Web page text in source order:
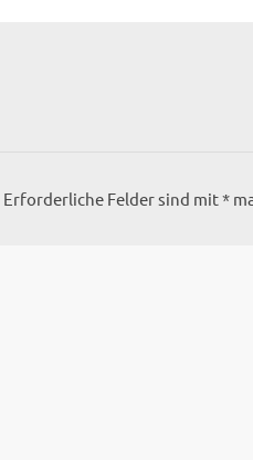
Erforderliche Felder sind mit*